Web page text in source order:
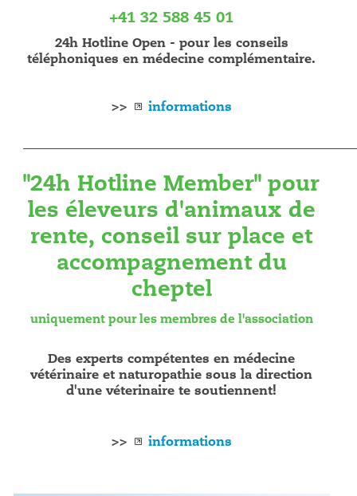
+41 32 588 45 01
24h Hotline Open - pour les conseils
téléphoniques en médecine complémentaire.
>> informations
"24h Hotline Member" pour
les éleveurs d'animaux de
rente, conseil sur place et
accompagnement du
cheptel
uniquement pour les membres de l'association
Des experts compétentes en médecine
vétérinaire et naturopathie sous la direction
d'une véterinaire te soutiennent!
>> informations